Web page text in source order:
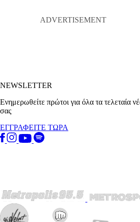
NEWSLETTER
Ενημερωθείτε πρώτοι για όλα τα τελεταία
σας
ΕΓΓΡΑΦΕΙΤΕ ΤΩΡΑ